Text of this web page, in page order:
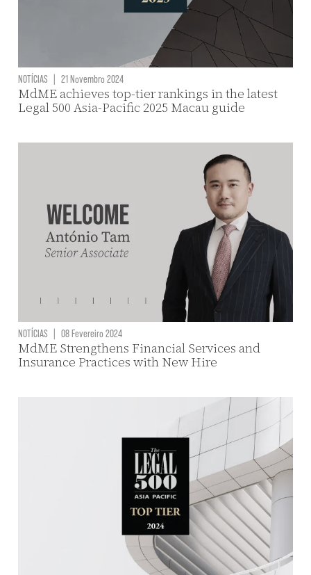
NOTÍCIAS | 21 Novembro 2024
MdME achieves top-tier rankings in the latest
Legal 500 Asia-Pacific 2025 Macau guide
NOTÍCIAS | 08 Fevereiro 2024
MdME Strengthens Financial Services and
Insurance Practices with New Hire